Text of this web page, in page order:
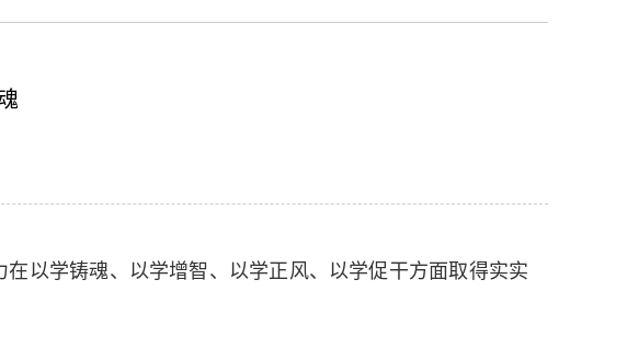
以学铸魂、以学增智、以学正风、以学促干方面取得实实